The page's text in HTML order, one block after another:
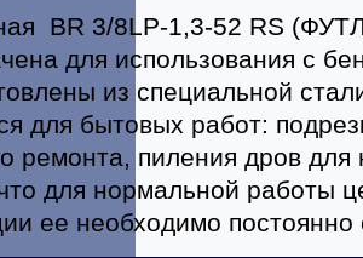
BR 3/8LP-1,3-52 RS
для использования с
из специальной
для бытовых работ:
ремонта, пиления дров для
для нормальной работы
ее необходимо